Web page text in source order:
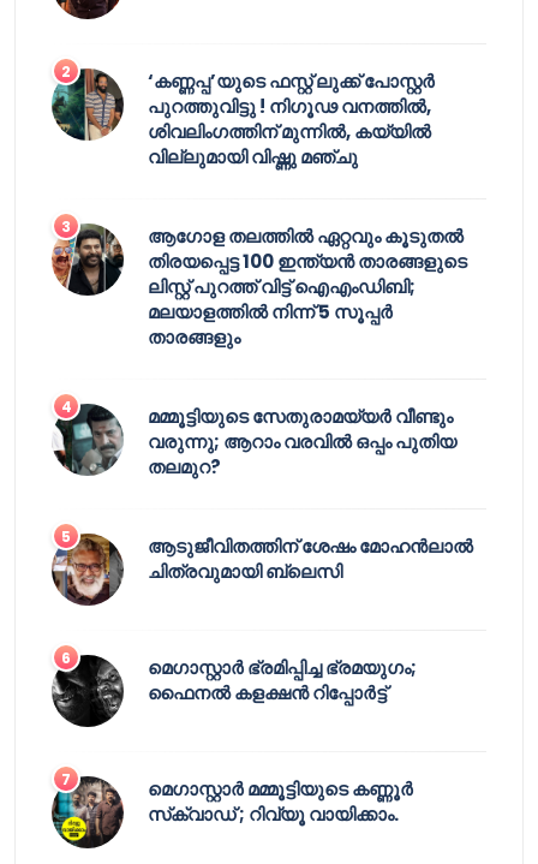
‘കണ്ണപ്പ’യുടെ ഫസ്റ്റ് ലുക്ക് പോസ്റ്റർ
പുറത്തുവിട്ടു ! നിഗൂഢ വനത്തിൽ,
ശിവലിംഗത്തിന് മുന്നിൽ, കയ്യിൽ
വില്ലുമായി വിഷ്ണു മഞ്ചു
ആഗോള തലത്തിൽ ഏറ്റവും കൂടുതൽ
തിരയപ്പെട്ട 100 ഇന്ത്യൻ താരങ്ങളുടെ
ലിസ്റ്റ് പുറത്ത് വിട്ട് ഐഎംഡിബി;
മലയാളത്തിൽ നിന്ന് 5 സൂപ്പർ
താരങ്ങളും
മമ്മൂട്ടിയുടെ സേതുരാമയ്യർ വീണ്ടും
വരുന്നു; ആറാം വരവിൽ ഒപ്പം പുതിയ
തലമുറ?
ആടുജീവിതത്തിന് ശേഷം മോഹൻലാൽ
ചിത്രവുമായി ബ്ലെസി
മെഗാസ്റ്റാർ ഭ്രമിപ്പിച്ച ഭ്രമയുഗം;
ഫൈനൽ കളക്ഷൻ റിപ്പോർട്ട്
മെഗാസ്റ്റാർ മമ്മൂട്ടിയുടെ കണ്ണൂർ
സ്‌ക്വാഡ് ; റിവ്യൂ വായിക്കാം.